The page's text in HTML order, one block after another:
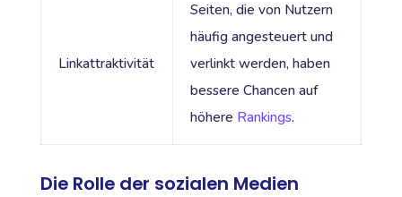
Linkattraktivität
Seiten, die von Nutzern
häufig angesteuert und
verlinkt werden, haben
bessere Chancen auf
höhere Rankings.
Die Rolle der sozialen Medien